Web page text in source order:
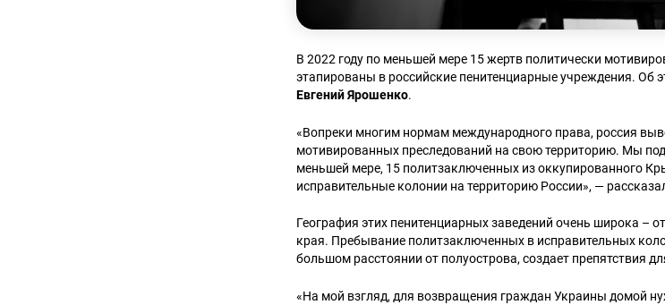
В 2022 году по меньшей мере 15 жертв политически
этапированы в российские пенитенциарные учреждения. Об
Евгений Ярошенко.
«Вопреки многим нормам международного права, россия
мотивированных преследований на свою территорию. Мы
меньшей мере, 15 политзаключенных из оккупированного
исправительные колонии на территорию России», —
География этих пенитенциарных заведений очень широка –
края. Пребывание политзаключенных в исправительных
большом расстоянии от полуострова, создает препятствия
«На мой взгляд, для возвращения граждан Украины домой